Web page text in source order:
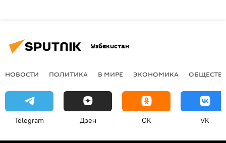
Узбекистан
НОВОСТИ ПОЛИТИКА В МИРЕ ЭКОНОМИКА
Telegram Дзен OK VK